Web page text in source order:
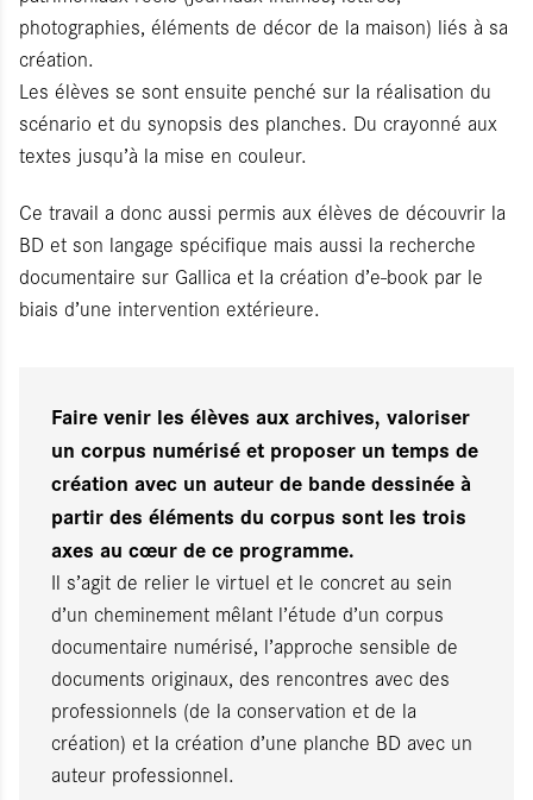
photographies, éléments de décor de la maison) liés à sa
création.
Les élèves se sont ensuite penché sur la réalisation du
scénario et du synopsis des planches. Du crayonné aux
textes jusqu’à la mise en couleur.
Ce travail a donc aussi permis aux élèves de découvrir la
BD et son langage spécifique mais aussi la recherche
documentaire sur Gallica et la création d’e-book par le
biais d’une intervention extérieure.
Faire venir les élèves aux archives, valoriser
un corpus numérisé et proposer un temps de
création avec un auteur de bande dessinée à
partir des éléments du corpus sont les trois
axes au cœur de ce programme.
Il s’agit de relier le virtuel et le concret au sein
d’un cheminement mêlant l’étude d’un corpus
documentaire numérisé, l’approche sensible de
documents originaux, des rencontres avec des
professionnels (de la conservation et de la
création) et la création d’une planche BD avec un
auteur professionnel.